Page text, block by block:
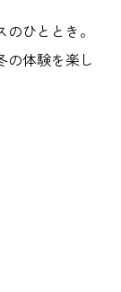
ひととき。
の体験を楽し